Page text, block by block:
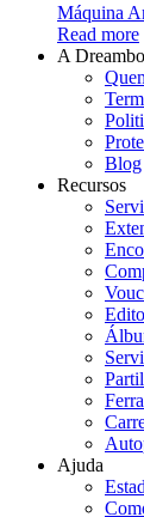
Máquina
Read more
A
Blog
Recursos
Ajuda